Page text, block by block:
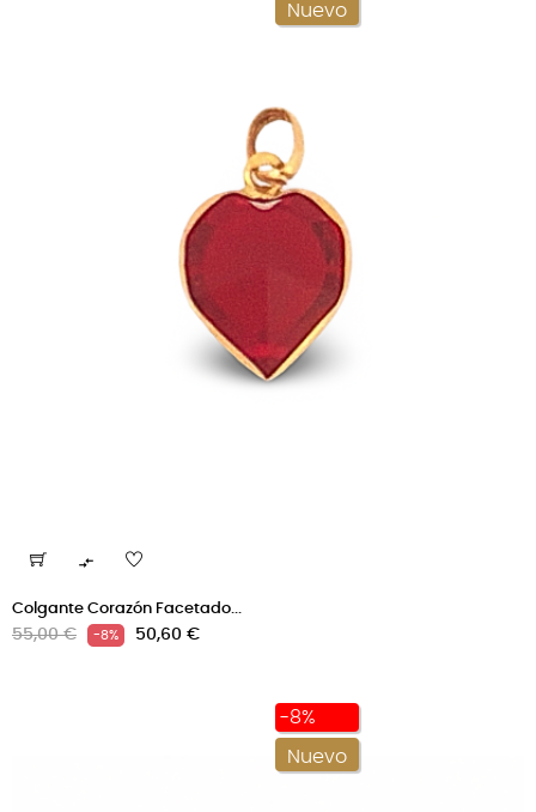
Nuevo

Colgante Corazón Facetado...
Precio
55,00 € -8% Precio
50,60 €
-8%
Nuevo